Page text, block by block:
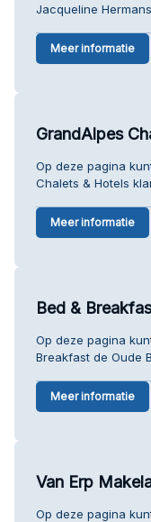
Jacqueline
Meer informatie
GrandAlpes
Op deze pagina
Chalets & Hotels
Meer informatie
Bed &
Op deze pagina
Breakfast de Oude
Meer informatie
Van Erp
Op deze pagina